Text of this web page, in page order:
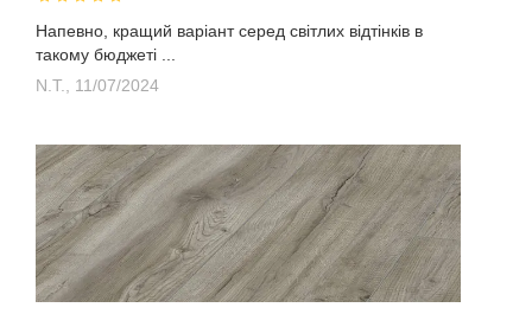
Напевно, кращий варіант серед світлих відтінків в
такому бюджеті ...
N.T., 11/07/2024